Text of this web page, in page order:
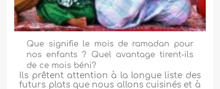
Que signifie le mois de ramadan pour
nos enfants ? Quel avantage tirent-ils
de ce mois béni?
Ils prêtent attention à la longue liste des
futurs plats que nous allons cuisinés et à